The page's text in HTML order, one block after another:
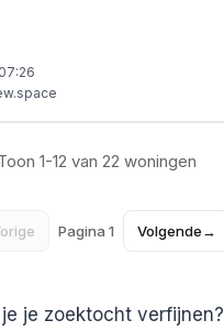
1-12 van 22 woningen
Pagina 1 Volgende→
je zoektocht verfijnen?